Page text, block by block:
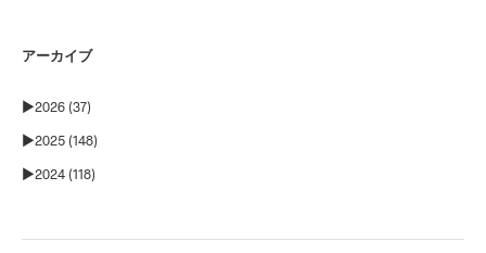
アーカイブ
►2026 (37)
►2025 (148)
►2024 (118)